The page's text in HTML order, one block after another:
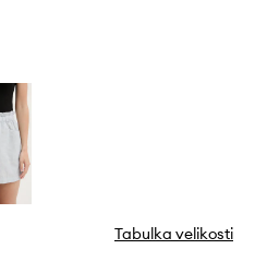
Tabulka velikosti